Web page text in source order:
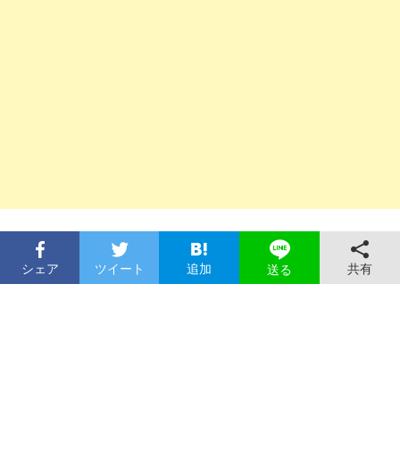
シェア ツイート 追加 送る 共有